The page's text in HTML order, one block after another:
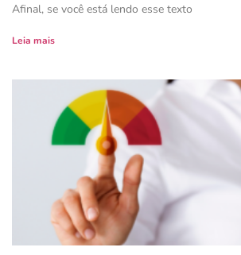
Afinal, se você está lendo esse texto
Leia mais